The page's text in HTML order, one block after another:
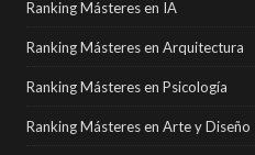
Ranking Másteres en IA
Ranking Másteres en Arquitectura
Ranking Másteres en Psicología
Ranking Másteres en Arte y Diseño